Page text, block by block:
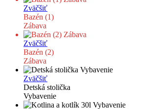
Zväčšiť
Bazén (1)
Zábava
Zväčšiť
Bazén (2)
Zábava
Zväčšiť
Detská stolička
Vybavenie